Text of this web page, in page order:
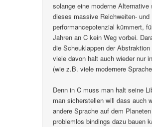
solange eine moderne
dieses massive Reichweiten- und
performancepotenzial kümmert,
Jahren an C kein Weg vorbei.
die Scheuklappen der
viele davon halt auch wieder nur
(wie z.B. viele modernere
Denn in C muss man halt seine
man sicherstellen will dass auch
andere Sprache auf dem
problemlos bindings dazu bauen